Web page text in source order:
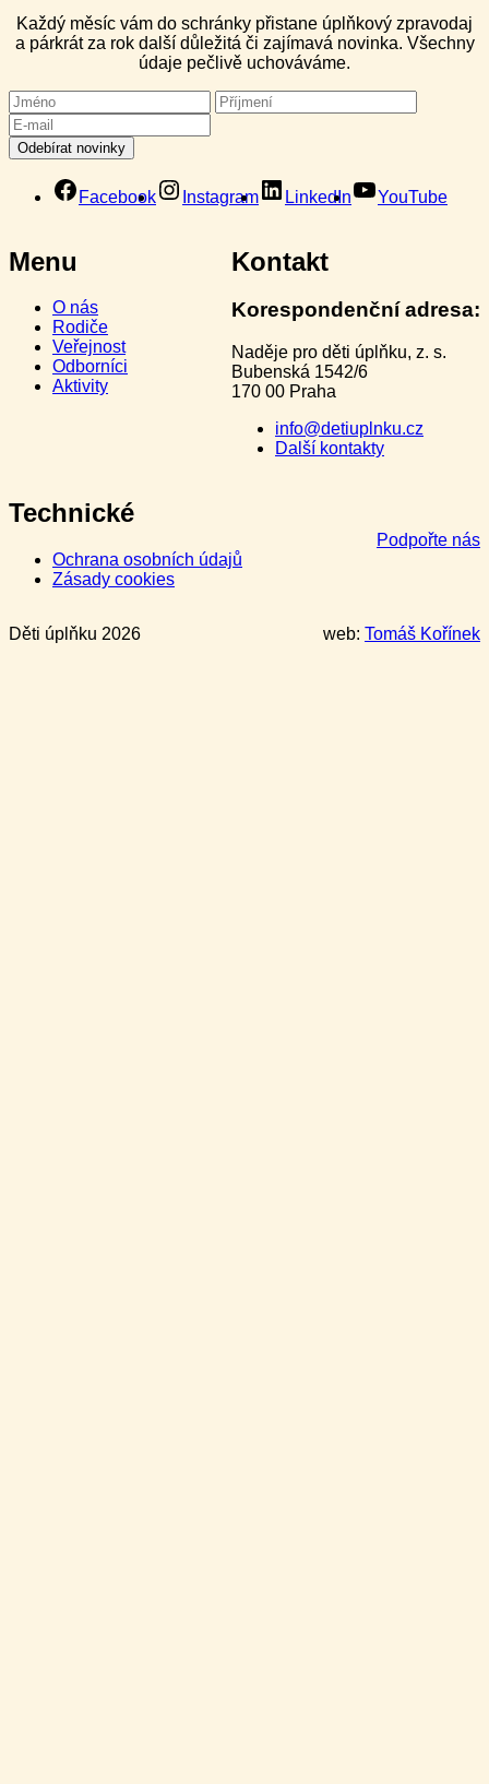
Každý měsíc vám do schránky přistane úplňkový zpravodaj
a párkrát za rok další důležitá či zajímavá novinka. Všechny
údaje pečlivě uchováváme.
Facebook Instagram LinkedIn YouTube
Menu
O nás
Rodiče
Veřejnost
Odborníci
Aktivity
Kontakt
Korespondenční adresa:
Naděje pro děti úplňku, z. s.
Bubenská 1542/6
170 00 Praha
info@detiuplnku.cz
Další kontakty
Technické
Ochrana osobních údajů
Zásady cookies
Podpořte nás
Děti úplňku 2026 web: Tomáš Kořínek